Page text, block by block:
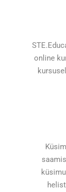
online